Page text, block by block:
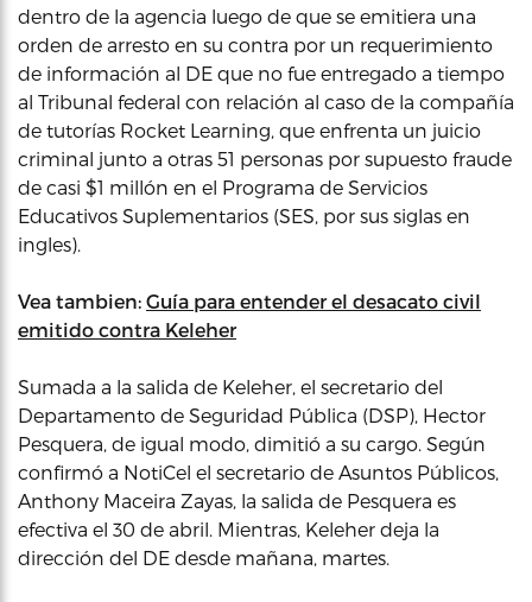
dentro de la agencia luego de que se emitiera una
orden de arresto en su contra por un requerimiento
de información al DE que no fue entregado a tiempo
al Tribunal federal con relación al caso de la compañía
de tutorías Rocket Learning, que enfrenta un juicio
criminal junto a otras 51 personas por supuesto fraude
de casi $1 millón en el Programa de Servicios
Educativos Suplementarios (SES, por sus siglas en
ingles).
Vea tambien: Guía para entender el desacato civil
emitido contra Keleher
Sumada a la salida de Keleher, el secretario del
Departamento de Seguridad Pública (DSP), Hector
Pesquera, de igual modo, dimitió a su cargo. Según
confirmó a NotiCel el secretario de Asuntos Públicos,
Anthony Maceira Zayas, la salida de Pesquera es
efectiva el 30 de abril. Mientras, Keleher deja la
dirección del DE desde mañana, martes.